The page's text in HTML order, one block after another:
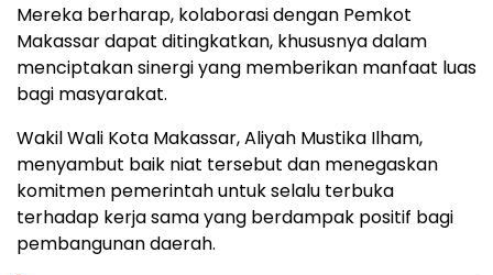
Mereka berharap, kolaborasi dengan Pemkot
Makassar dapat ditingkatkan, khususnya dalam
menciptakan sinergi yang memberikan manfaat luas
bagi masyarakat.
Wakil Wali Kota Makassar, Aliyah Mustika Ilham,
menyambut baik niat tersebut dan menegaskan
komitmen pemerintah untuk selalu terbuka
terhadap kerja sama yang berdampak positif bagi
pembangunan daerah.